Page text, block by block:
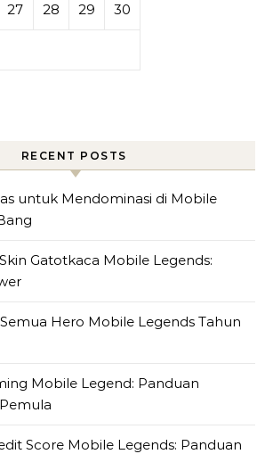
27 28 29 30
RECENT POSTS
untuk Mendominasi di Mobile
Gatotkaca Mobile Legends:
Hero Mobile Legends Tahun
Mobile Legend: Panduan
Score Mobile Legends: Panduan